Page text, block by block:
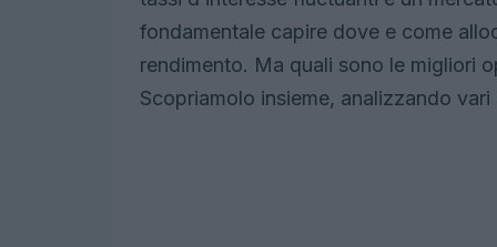
fondamentale capire dove e come
rendimento. Ma quali sono le migliori
Scopriamolo insieme, analizzando